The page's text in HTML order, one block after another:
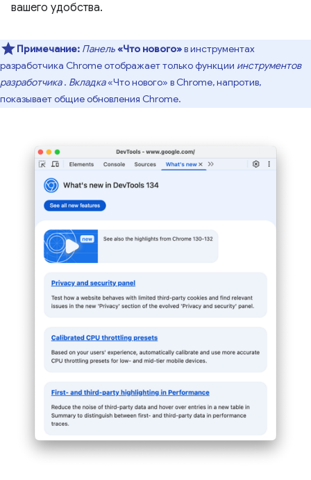
вашего удобства.
Примечание: Панель«Что нового»в инструментах
разработчика Chrome отображает только функции инструментов
разработчика. Вкладка«Что нового» в Chrome, напротив,
показывает общие обновления Chrome.